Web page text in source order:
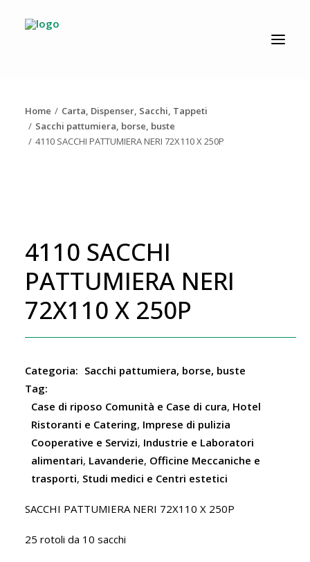
AZIENDA
NEWS
Ricerca
Home
Carta, Dispenser, Sacchi, Tappeti
Sacchi pattumiera, borse, buste
4110 SACCHI PATTUMIERA NERI 72X110 X 250P
4110 SACCHI
PATTUMIERA NERI
72X110 X 250P
Categoria: Sacchi pattumiera, borse, buste
Tag:
Case di riposo Comunità e Case di cura, Hotel
Ristoranti e Catering, Imprese di pulizia
Cooperative e Servizi, Industrie e Laboratori
alimentari, Lavanderie, Officine Meccaniche e
trasporti, Studi medici e Centri estetici
SACCHI PATTUMIERA NERI 72X110 X 250P
25 rotoli da 10 sacchi